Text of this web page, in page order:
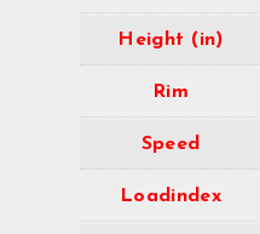
Height (in)
Rim
Speed
Loadindex